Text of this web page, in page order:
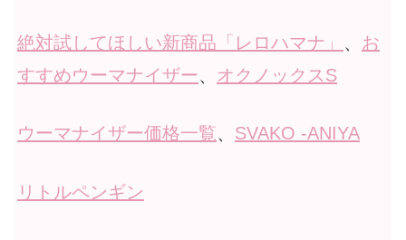
絶対試してほしい新商品「レロハマナ」 、 お
すすめウーマナイザー、 オクノックスS
ウーマナイザー価格一覧、 SVAKO -ANIYA
リトルペンギン